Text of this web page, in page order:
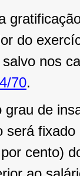
do
nos
70.
grau de
será
cento)